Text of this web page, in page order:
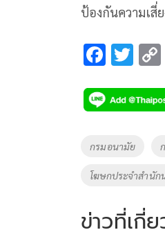
ป้องกันความเสี่
F
e
b
o
o
k
T
tt
er
Tags
กรมอนามัย
โฆษกประจำสำนั
ข่าวที่เกี่